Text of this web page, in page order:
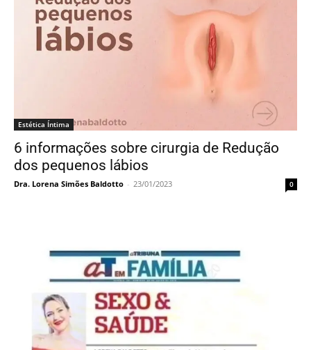
Estética Íntima
6 informações sobre cirurgia de Redução
dos pequenos lábios
Dra. Lorena Simões Baldotto - 23/01/2023 0